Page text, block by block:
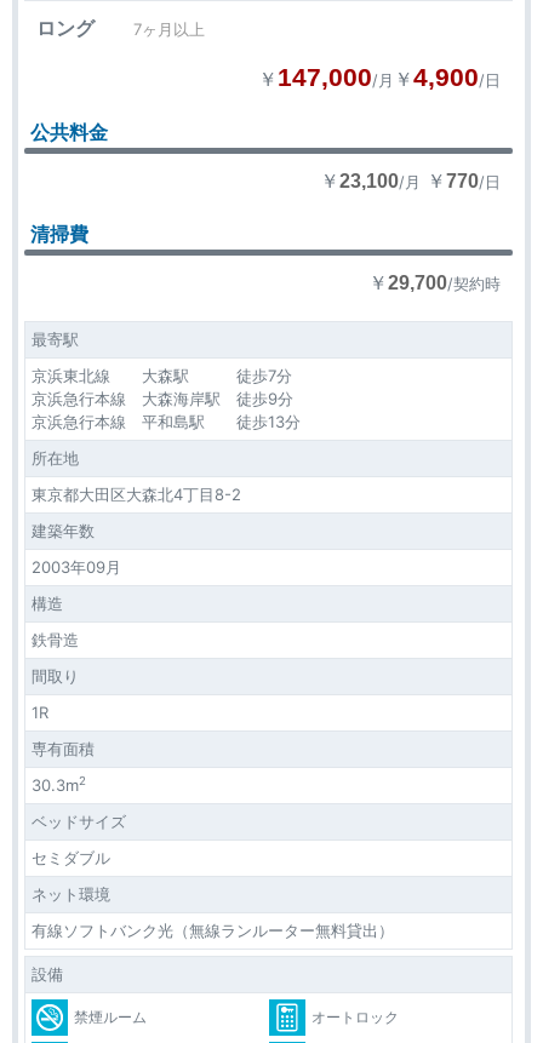
ロング 7ヶ月以上
￥ 147,000/月 ￥4,900/日
公共料金
￥23,100/月 ￥770/日
清掃費
￥29,700/契約時
最寄駅
京浜東北線 大森駅 徒歩7分
京浜急行本線 大森海岸駅 徒歩9分
京浜急行本線 平和島駅 徒歩13分
所在地
東京都大田区大森北4丁目8-2
建築年数
2003年09月
構造
鉄骨造
間取り
1R
専有面積
30.3m2
ベッドサイズ
セミダブル
ネット環境
有線ソフトバンク光（無線ランルーター無料貸出）
設備
禁煙ルーム オートロック